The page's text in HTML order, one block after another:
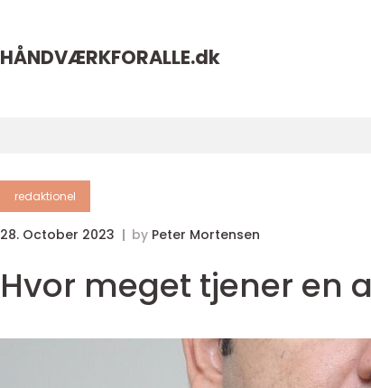
HÅNDVÆRKFORALLE.dk
redaktionel
28. October 2023 by Peter Mortensen
Hvor meget tjener en